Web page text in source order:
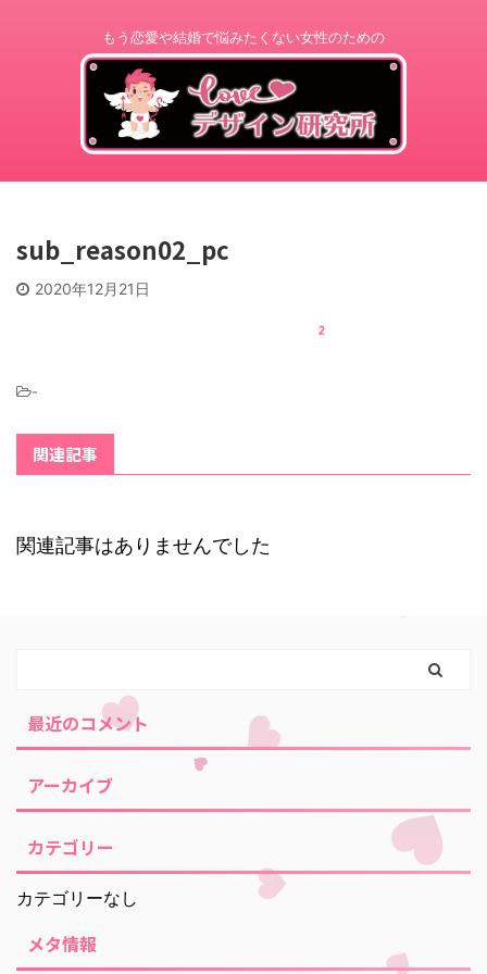
もう恋愛や結婚で悩みたくない女性のための
sub_reason02_pc
2020年12月21日
-
関連記事
関連記事はありませんでした
最近のコメント
アーカイブ
カテゴリー
カテゴリーなし
メタ情報